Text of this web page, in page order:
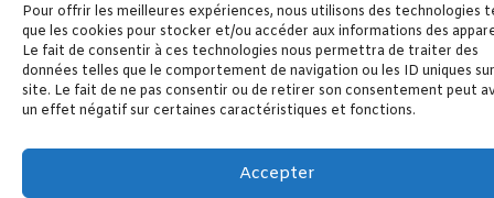
Pour offrir les meilleures expériences, nous utilisons des technologies
que les cookies pour stocker et/ou accéder aux informations des
Le fait de consentir à ces technologies nous permettra de traiter des
données telles que le comportement de navigation ou les ID uniques
site. Le fait de ne pas consentir ou de retirer son consentement peut
un effet négatif sur certaines caractéristiques et fonctions.
Accepter